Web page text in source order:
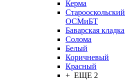
Керма
Старооскольский
ОСМиБТ
Баварская кладка
Солома
Белый
Коричневый
Красный
+ ЕЩЕ 2